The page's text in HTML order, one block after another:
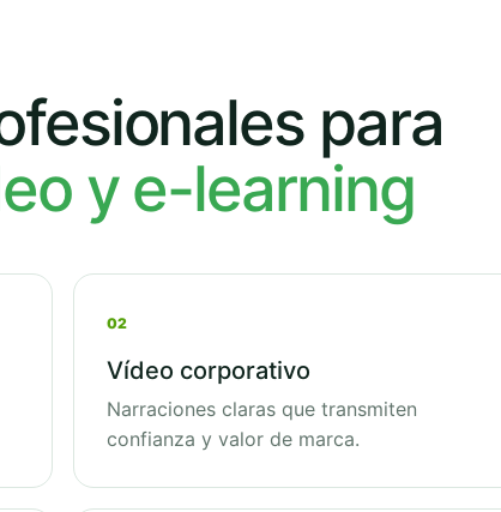
para
y e-learning
02
Vídeo corporativo
Narraciones claras que transmiten
confianza y valor de marca.